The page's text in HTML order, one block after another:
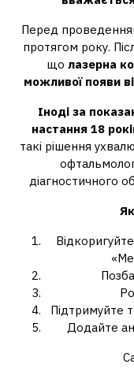
Перед
протягом року.
що лазерна
можливої ​​появи
Іноді за
настання 18
такі рішення
діагностичного
Підтримуйте
Додайте